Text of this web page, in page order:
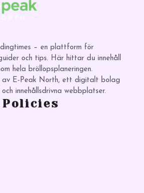
– en plattform för
och tips. Här hittar du innehåll
hela bröllopsplaneringen.
av E-Peak North, ett digitalt bolag
innehållsdrivna webbplatser.